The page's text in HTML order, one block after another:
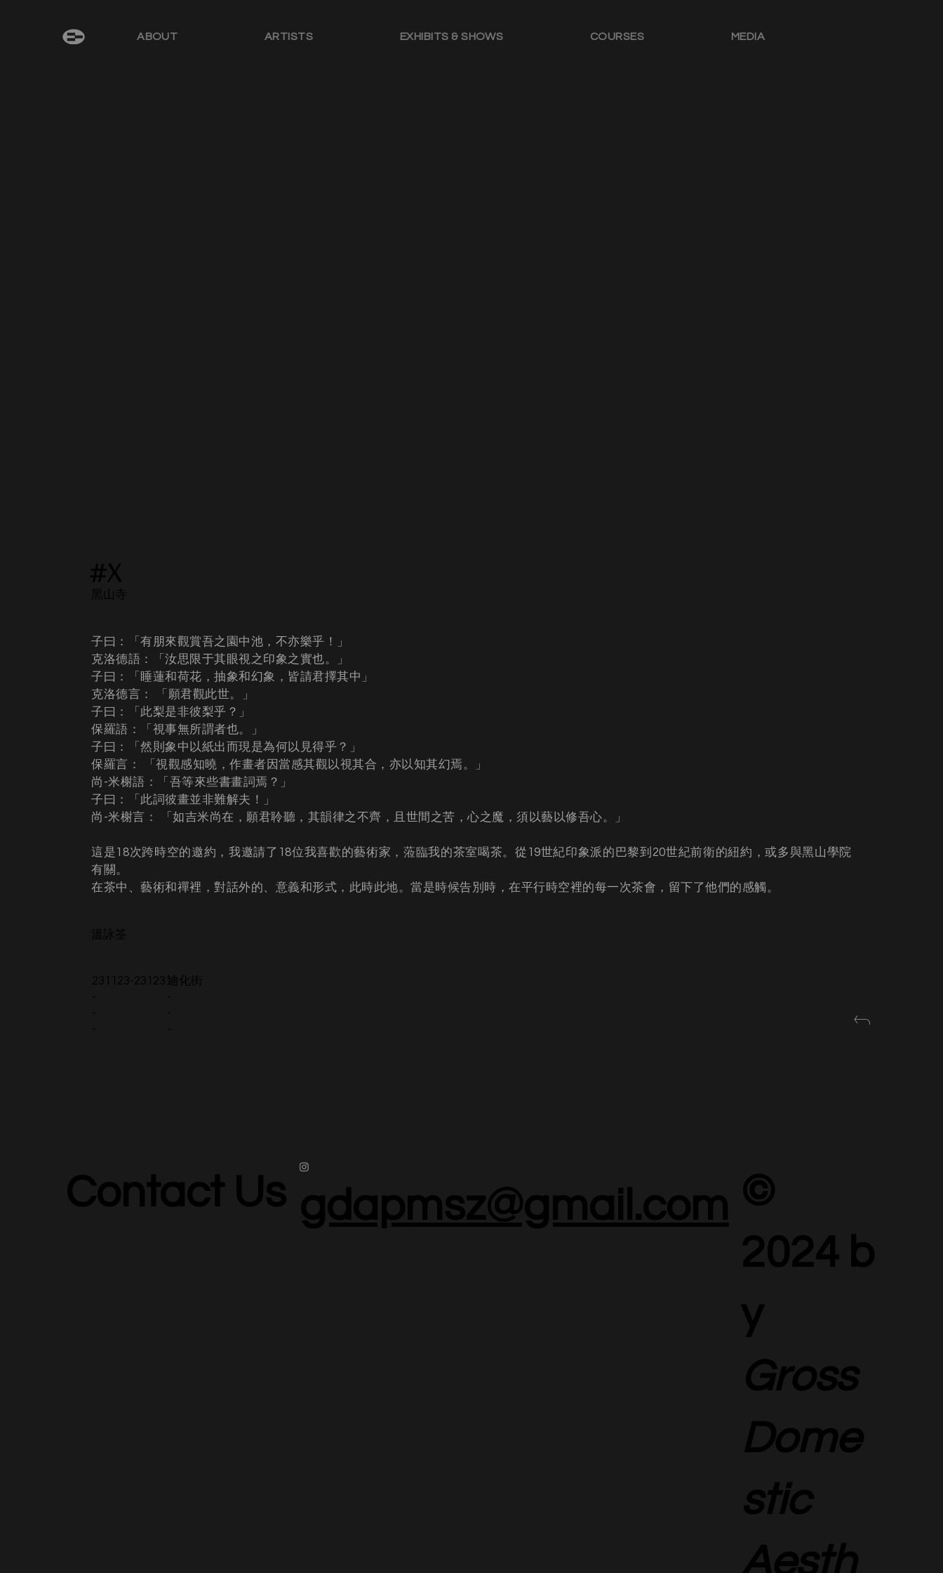
ABOUT ARTISTS EXHIBITS & SHOWS COURSES MEDIA
#X
黑山寺
子曰：「有朋來觀賞吾之園中池，不亦樂乎！」
克洛德語：「汝思限于其眼視之印象之實也。」
子曰：「睡蓮和荷花，抽象和幻象，皆請君擇其中」
克洛德言： 「願君觀此世。」
子曰：「此梨是非彼梨乎？」
保羅語：「視事無所謂者也。」
子曰：「然則象中以紙出而現是為何以見得乎？」
保羅言： 「視觀感知曉，作畫者因當感其觀以視其合，亦以知其幻焉。」
尚-米榭語：「吾等來些書畫詞焉？」
子曰：「此詞彼畫並非難解夫！」
尚-米榭言： 「如吉米尚在，願君聆聽，其韻律之不齊，且世間之苦，心之魔，須以藝以修吾心。」
這是18次跨時空的邀約，我邀請了18位我喜歡的藝術家，蒞臨我的茶室喝茶。從19世紀印象派的巴黎到20世紀前衛的紐約，或多與黑山學院
有關。
在茶中、藝術和禪裡，對話外的、意義和形式，此時此地。當是時候告別時，在平行時空裡的每一次茶會，留下了他們的感觸。
溫詠筌
231123-231231
-
-
-
迪化街
-
-
-
Contact Us gdapmsz@gmail.com ©
2024 b
y
Gross
Dome
stic
Aesth